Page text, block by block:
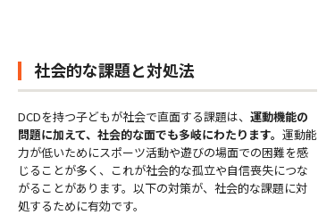
社会的な課題と対処法
DCDを持つ子どもが社会で直面する課題は、 運動機能の
問題に加えて、社会的な面でも多岐にわたります。 運動能
力が低いためにスポーツ活動や遊びの場面での困難を感
じることが多く、これが社会的な孤立や自信喪失につな
がることがあります。以下の対策が、社会的な課題に対
処するために有効です。